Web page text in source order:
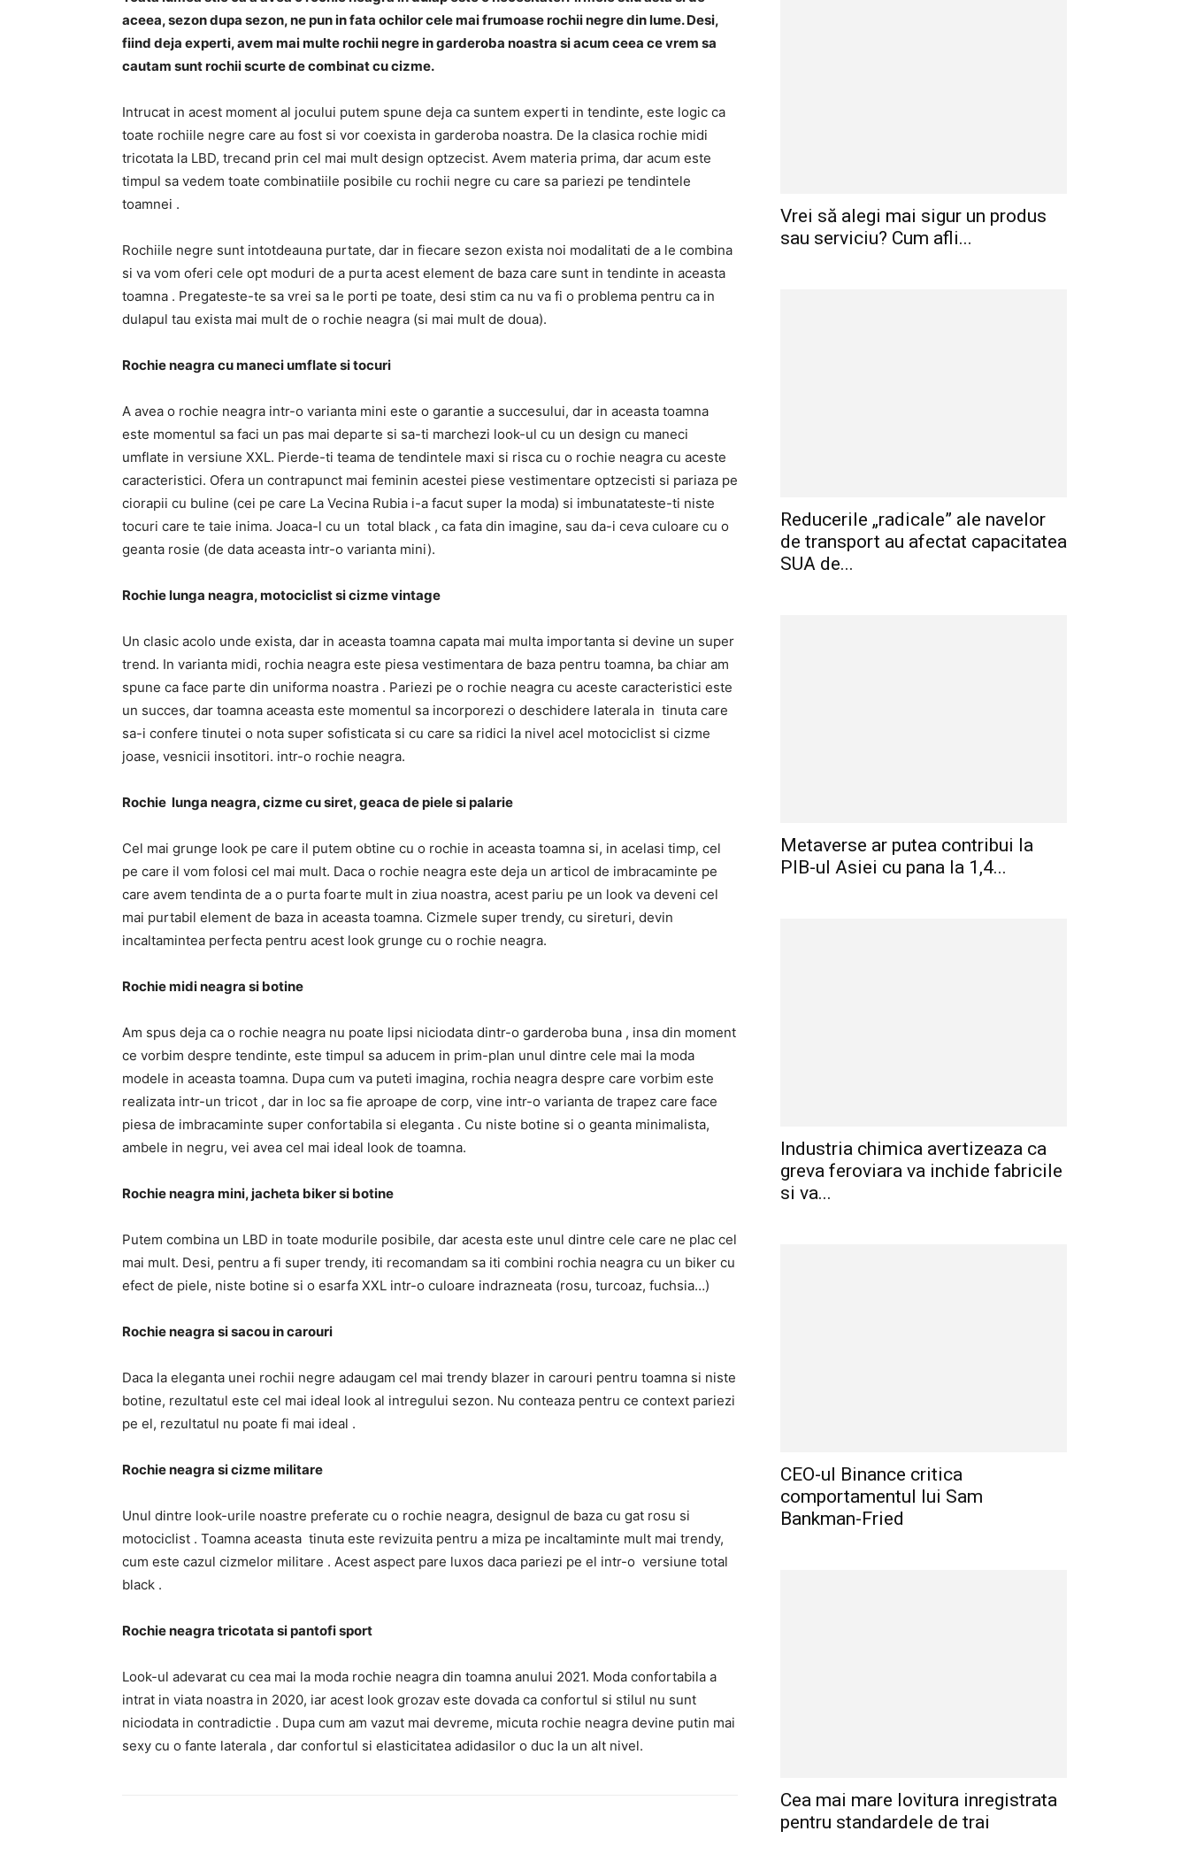
aceea, sezon dupa sezon, ne pun in fata ochilor cele mai frumoase rochii negre din lume. Desi,
fiind deja experti, avem mai multe rochii negre in garderoba noastra si acum ceea ce vrem sa
cautam sunt rochii scurte de combinat cu cizme.
Intrucat in ​​acest moment al jocului putem spune deja ca suntem experti in tendinte, este logic ca
toate rochiile negre care au fost si vor coexista in garderoba noastra. De la clasica rochie midi
tricotata la LBD, trecand prin cel mai mult design optzecist. Avem materia prima, dar acum este
timpul sa vedem toate combinatiile posibile cu rochii negre cu care sa pariezi pe tendintele
toamnei .
Rochiile negre sunt intotdeauna purtate, dar in fiecare sezon exista noi modalitati de a le combina
si va vom oferi cele opt moduri de a purta acest element de baza care sunt in tendinte in aceasta
toamna . Pregateste-te sa vrei sa le porti pe toate, desi stim ca nu va fi o problema pentru ca in
dulapul tau exista mai mult de o rochie neagra (si mai mult de doua).
Rochie neagra cu maneci umflate si tocuri
A avea o rochie neagra intr-o varianta mini este o garantie a succesului, dar in aceasta toamna
este momentul sa faci un pas mai departe si sa-ti marchezi look-ul cu un design cu maneci
umflate in versiune XXL. Pierde-ti teama de tendintele maxi si risca cu o rochie neagra cu aceste
caracteristici. Ofera un contrapunct mai feminin acestei piese vestimentare optzecisti si pariaza pe
ciorapii cu buline (cei pe care La Vecina Rubia i-a facut super la moda) si imbunatateste-ti niste
tocuri care te taie inima. Joaca-l cu un total black , ca fata din imagine, sau da-i ceva culoare cu o
geanta rosie (de data aceasta intr-o varianta mini).
Rochie lunga neagra, motociclist si cizme vintage
Un clasic acolo unde exista, dar in aceasta toamna capata mai multa importanta si devine un super
trend. In varianta midi, rochia neagra este piesa vestimentara de baza pentru toamna, ba chiar am
spune ca face parte din uniforma noastra . Pariezi pe o rochie neagra cu aceste caracteristici este
un succes, dar toamna aceasta este momentul sa incorporezi o deschidere laterala in tinuta care
sa-i confere tinutei o nota super sofisticata si cu care sa ridici la nivel acel motociclist si cizme
joase, vesnicii insotitori. intr-o rochie neagra.
Rochie lunga neagra, cizme cu siret, geaca de piele si palarie
Cel mai grunge look pe care il putem obtine cu o rochie in aceasta toamna si, in acelasi timp, cel
pe care il vom folosi cel mai mult. Daca o rochie neagra este deja un articol de imbracaminte pe
care avem tendinta de a o purta foarte mult in ziua noastra, acest pariu pe un look va deveni cel
mai purtabil element de baza in aceasta toamna. Cizmele super trendy, cu sireturi, devin
incaltamintea perfecta pentru acest look grunge cu o rochie neagra.
Rochiemidi neagra si botine
Am spus deja ca o rochie neagra nu poate lipsi niciodata dintr-o garderoba buna , insa din moment
ce vorbim despre tendinte, este timpul sa aducem in prim-plan unul dintre cele mai la moda
modele in aceasta toamna. Dupa cum va puteti imagina, rochia neagra despre care vorbim este
realizata intr-un tricot , dar in loc sa fie aproape de corp, vine intr-o varianta de trapez care face
piesa de imbracaminte super confortabila si eleganta . Cu niste botine si o geanta minimalista,
ambele in negru, vei avea cel mai ideal look de toamna.
Rochieneagra mini, jacheta biker si botine
Putem combina un LBD in toate modurile posibile, dar acesta este unul dintre cele care ne plac cel
mai mult. Desi, pentru a fi super trendy, iti recomandam sa iti combini rochia neagra cu un biker cu
efect de piele, niste botine si o esarfa XXL intr-o culoare indrazneata (rosu, turcoaz, fuchsia…)
Rochieneagra si sacou in carouri
Daca la eleganta unei rochii negre adaugam cel mai trendy blazer in carouri pentru toamna si niste
botine, rezultatul este cel mai ideal look al intregului sezon. Nu conteaza pentru ce context pariezi
pe el, rezultatul nu poate fi mai ideal .
Rochieneagra si cizme militare
Unul dintre look-urile noastre preferate cu o rochie neagra, designul de baza cu gat rosu si
motociclist . Toamna aceasta tinuta este revizuita pentru a miza pe incaltaminte mult mai trendy,
cum este cazul cizmelor militare . Acest aspect pare luxos daca pariezi pe el intr-o versiune total
black .
Rochieneagra tricotata si pantofi sport
Look-ul adevarat cu cea mai la moda rochie neagra din toamna anului 2021. Moda confortabila a
intrat in viata noastra in 2020, iar acest look grozav este dovada ca confortul si stilul nu sunt
niciodata in contradictie . Dupa cum am vazut mai devreme, micuta rochie neagra devine putin mai
sexy cu o fante laterala , dar confortul si elasticitatea adidasilor o duc la un alt nivel.
Vrei să alegi mai sigur un produs
sau serviciu? Cum afli...
Reducerile „radicale” ale navelor
de transport au afectat capacitatea
SUA de...
Metaverse ar putea contribui la
PIB-ul Asiei cu pana la 1,4...
Industria chimica avertizeaza ca
greva feroviara va inchide fabricile
si va...
CEO-ul Binance critica
comportamentul lui Sam
Bankman-Fried
Cea mai mare lovitura inregistrata
pentru standardele de trai